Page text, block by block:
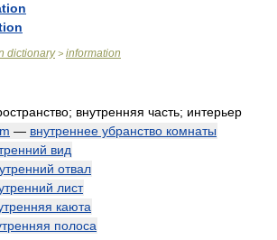
dictionary> information
внутренняя часть; интерьер
— внутреннее убранство комнаты
вид
отвал
лист
каюта
полоса